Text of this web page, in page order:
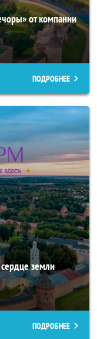
от компании
ПОДРОБНЕЕ
земли
ПОДРОБНЕЕ